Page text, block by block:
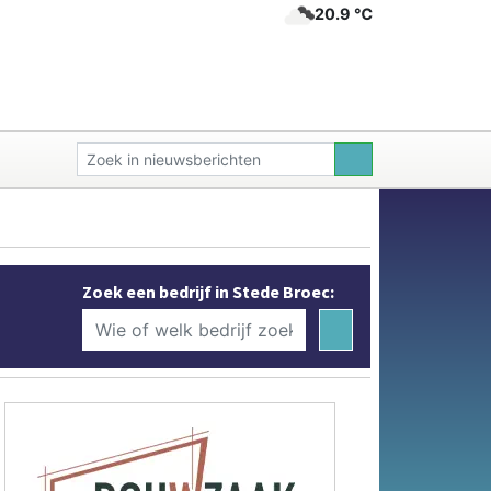
20.9 ℃
Zoek een bedrijf in Stede Broec: